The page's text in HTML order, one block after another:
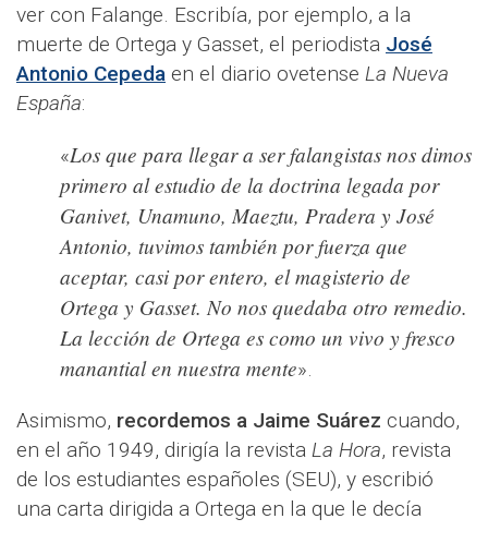
ver con Falange. Escribía, por ejemplo, a la
muerte de Ortega y Gasset, el periodista José
Antonio Cepeda en el diario ovetense La Nueva
España:
«Los que para llegar a ser falangistas nos dimos
primero al estudio de la doctrina legada por
Ganivet, Unamuno, Maeztu, Pradera y José
Antonio, tuvimos también por fuerza que
aceptar, casi por entero, el magisterio de
Ortega y Gasset. No nos quedaba otro remedio.
La lección de Ortega es como un vivo y fresco
manantial en nuestra mente».
Asimismo, recordemos a Jaime Suárez cuando,
en el año 1949, dirigía la revista La Hora, revista
de los estudiantes españoles (SEU), y escribió
una carta dirigida a Ortega en la que le decía